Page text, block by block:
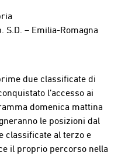
S.D. – Emilia-Romagna
due classificate di
l’accesso ai
domenica mattina
le posizioni dal
classificate al terzo e
il proprio percorso nella